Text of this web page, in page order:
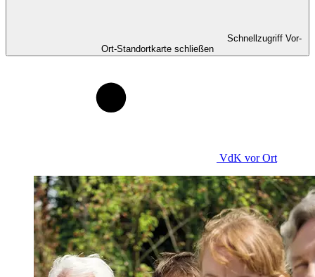
Schnellzugriff Vor-
Ort-Standortkarte schließen
VdK vor Ort